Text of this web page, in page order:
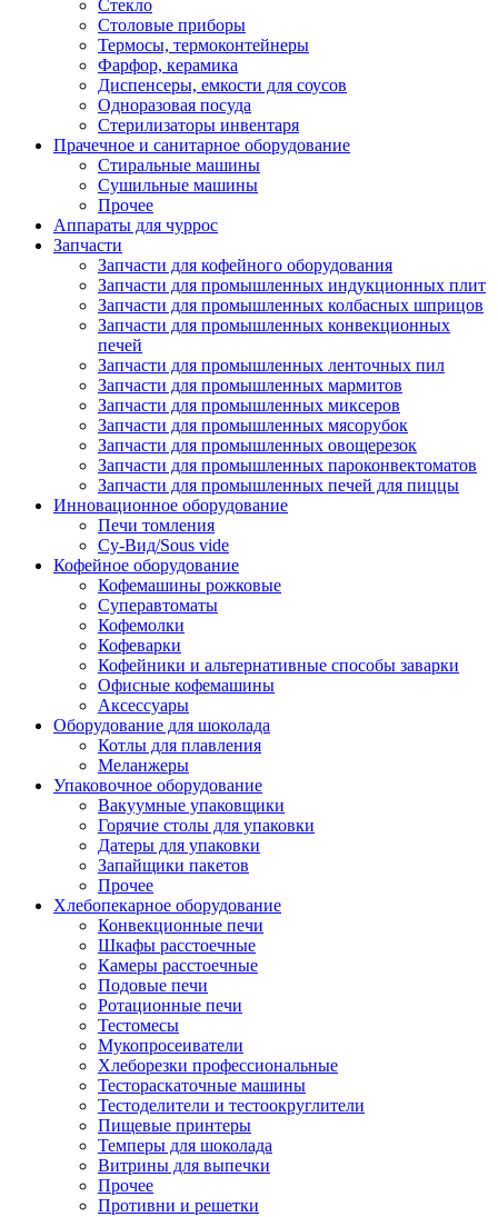
Стекло
Столовые приборы
Термосы, термоконтейнеры
Фарфор, керамика
Диспенсеры, емкости для соусов
Одноразовая посуда
Стерилизаторы инвентаря
Прачечное и санитарное оборудование
Стиральные машины
Сушильные машины
Прочее
Аппараты для чуррос
Запчасти
Запчасти для кофейного оборудования
Запчасти для промышленных индукционных плит
Запчасти для промышленных колбасных шприцов
Запчасти для промышленных конвекционных
печей
Запчасти для промышленных ленточных пил
Запчасти для промышленных мармитов
Запчасти для промышленных миксеров
Запчасти для промышленных мясорубок
Запчасти для промышленных овощерезок
Запчасти для промышленных пароконвектоматов
Запчасти для промышленных печей для пиццы
Инновационное оборудование
Печи томления
Су-Вид/Sous vide
Кофейное оборудование
Кофемашины рожковые
Суперавтоматы
Кофемолки
Кофеварки
Кофейники и альтернативные способы заварки
Офисные кофемашины
Аксессуары
Оборудование для шоколада
Котлы для плавления
Меланжеры
Упаковочное оборудование
Вакуумные упаковщики
Горячие столы для упаковки
Датеры для упаковки
Запайщики пакетов
Прочее
Хлебопекарное оборудование
Конвекционные печи
Шкафы расстоечные
Камеры расстоечные
Подовые печи
Ротационные печи
Тестомесы
Мукопросеиватели
Хлеборезки профессиональные
Тестораскаточные машины
Тестоделители и тестоокруглители
Пищевые принтеры
Темперы для шоколада
Витрины для выпечки
Прочее
Противни и решетки